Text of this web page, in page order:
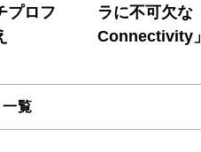
プロフ
ラに不可欠な
Connectivity」
覧